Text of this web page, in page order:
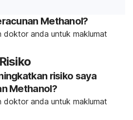
Methanol?
doktor anda untuk maklumat
risiko saya
Methanol?
doktor anda untuk maklumat